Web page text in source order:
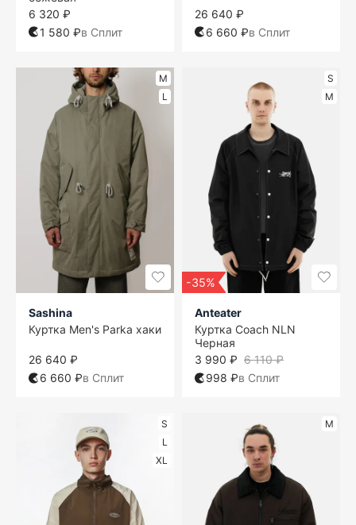
6 320 ₽
1 580 ₽в Сплит
26 640 ₽
6 660 ₽в Сплит
M
L
Sashina
Куртка Men's Parka хаки
26 640 ₽
6 660 ₽в Сплит
S
M
-35%
Anteater
Куртка Coach NLN
Черная
6 110 ₽
3 990 ₽
998 ₽в Сплит
S
L
XL
M